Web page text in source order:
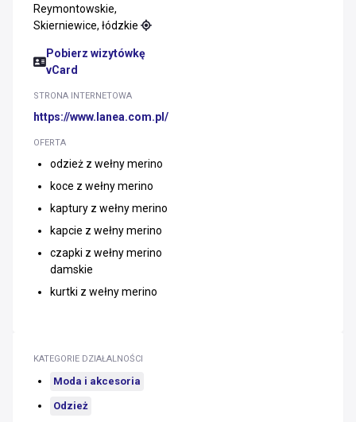
Reymontowskie,
Skierniewice, łódzkie
Pobierz wizytówkę
vCard
STRONA INTERNETOWA
https://www.lanea.com.pl/
OFERTA
odzież z wełny merino
koce z wełny merino
kaptury z wełny merino
kapcie z wełny merino
czapki z wełny merino
damskie
kurtki z wełny merino
KATEGORIE DZIAŁALNOŚCI
Moda i akcesoria
Odzież